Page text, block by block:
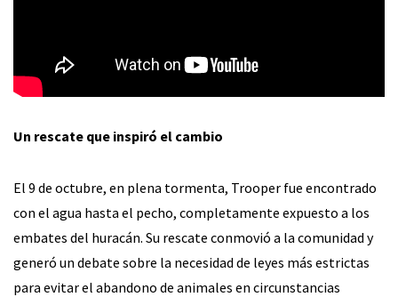
Un rescate que inspiró el cambio
El 9 de octubre, en plena tormenta, Trooper fue encontrado
con el agua hasta el pecho, completamente expuesto a los
embates del huracán. Su rescate conmovió a la comunidad y
generó un debate sobre la necesidad de leyes más estrictas
para evitar el abandono de animales en circunstancias